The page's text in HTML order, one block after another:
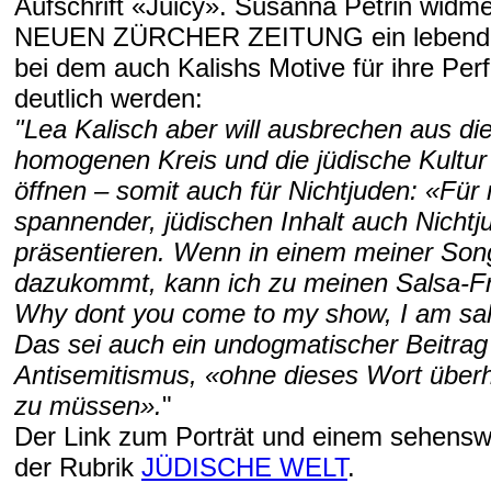
Aufschrift «Juicy». Susanna Petrin
NEUEN ZÜRCHER ZEITUNG ein
bei dem auch Kalishs Motive für ihre
deutlich werden:
"Lea Kalisch aber will ausbrechen aus
homogenen Kreis und die jüdische
öffnen – somit auch für Nichtjuden: «Für
spannender, jüdischen Inhalt auch
präsentieren. Wenn in einem meiner
dazukommt, kann ich zu meinen Salsa-
Why dont you come to my show, I am
Das sei auch ein undogmatischer
Antisemitismus, «ohne dieses Wort
zu müssen»."
Der Link zum Porträt und einem
der Rubrik JÜDISCHE WELT.